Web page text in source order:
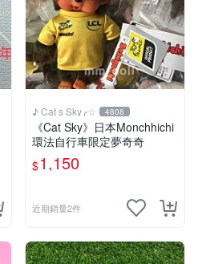
♪ Cat s Sky╭☆ 4808
《Cat Sky》日本Monchhichi
環法自行車限定夢奇奇
$1,150
近期銷量2件